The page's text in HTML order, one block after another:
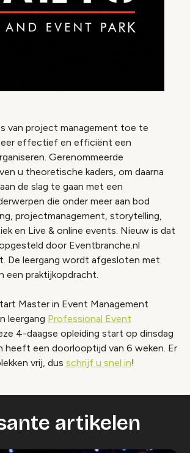
van project management toe te
effectief en efficiënt een
Gerenommeerde
u theoretische kaders, om daarna
de slag te gaan met een
die onder meer aan bod
projectmanagement, storytelling,
en Live & online events. Nieuw is dat
door Eventbranche.nl
De leergang wordt afgesloten met
een praktijkopdracht.
Master in Event Management
leergang Professional Event
4-daagse opleiding start op dinsdag
heeft een doorlooptijd van 6 weken. Er
vrij, dus schrijf u snel in!
artikelen